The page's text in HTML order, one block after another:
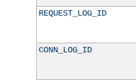
REQUEST_LOG_ID
CONN_LOG_ID